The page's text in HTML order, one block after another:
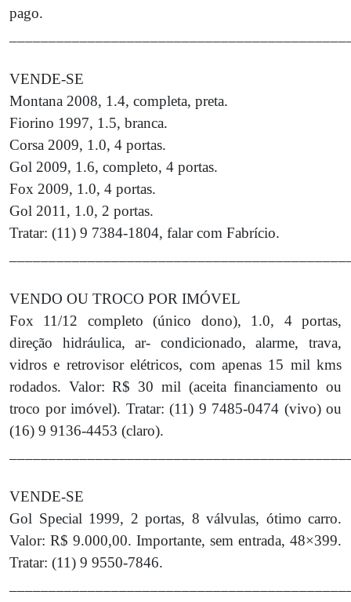
pago.
VENDE-SE
Montana 2008, 1.4, completa, preta.
Fiorino 1997, 1.5, branca.
Corsa 2009, 1.0, 4 portas.
Gol 2009, 1.6, completo, 4 portas.
Fox 2009, 1.0, 4 portas.
Gol 2011, 1.0, 2 portas.
Tratar: (11) 9 7384-1804, falar com Fabrício.
VENDO OU TROCO POR IMÓVEL
Fox 11/12 completo (único dono), 1.0, 4 portas,
direção hidráulica, ar- condicionado, alarme, trava,
vidros e retrovisor elétricos, com apenas 15 mil kms
rodados. Valor: R$ 30 mil (aceita financiamento ou
troco por imóvel). Tratar: (11) 9 7485-0474 (vivo) ou
(16) 9 9136-4453 (claro).
VENDE-SE
Gol Special 1999, 2 portas, 8 válvulas, ótimo carro.
Valor: R$ 9.000,00. Importante, sem entrada, 48×399.
Tratar: (11) 9 9550-7846.